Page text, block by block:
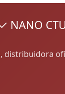
distribuidora